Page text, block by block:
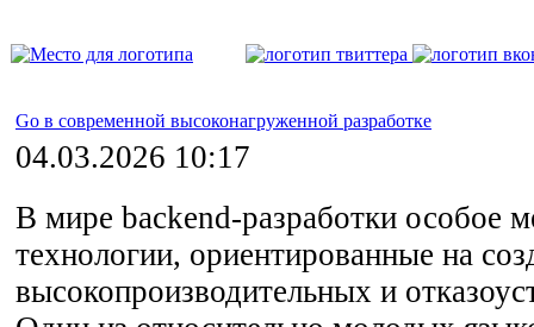
Go в современной высоконагруженной разработке
04.03.2026 10:17
В мире backend-разработки особое
технологии, ориентированные на
высокопроизводительных и